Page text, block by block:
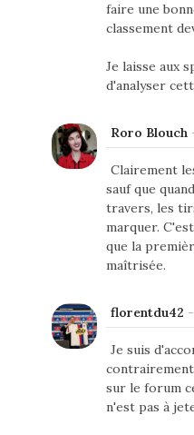
faire une
classement
Je laisse aux
d'analyser
Roro Blouch
Clairement
sauf que
travers, les
marquer.
que la
maîtrisée.
florentdu42 -
Je suis
sur le forum
n'est pas à